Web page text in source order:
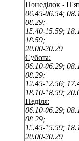
Понеділок -
06.45-06.54;
08.29;
15.40-15.59;
18.59;
20.00-20.29
Субота:
06.10-06.29;
08.29;
12.45-12.56;
18.10-18.59;
Неділя:
06.10-06.29;
08.29;
15.45-15.59;
20.00-20.29